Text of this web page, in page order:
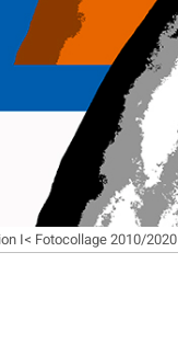
I< Fotocollage 2010/2020